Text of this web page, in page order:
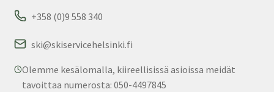
+358 (0)9 558 340
ski@skiservicehelsinki.fi
Olemme kesälomalla, kiireellisissä asioissa meidät
tavoittaa numerosta: 050-4497845